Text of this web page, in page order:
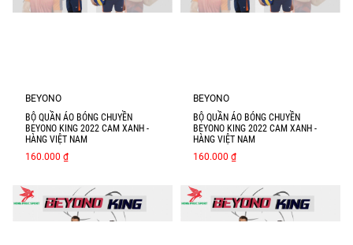
BEYONO
BỘ QUẦN ÁO BÓNG CHUYỀN
BEYONO KING 2022 CAM XANH -
HÀNG VIỆT NAM
160.000 ₫
BEYONO
BỘ QUẦN ÁO BÓNG CHUYỀN
BEYONO KING 2022 CAM XANH -
HÀNG VIỆT NAM
160.000 ₫